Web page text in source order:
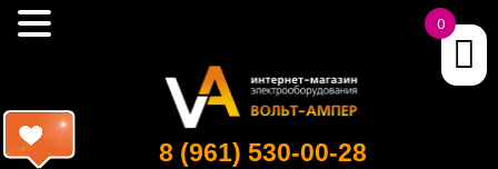
8 (961) 530-00-28
0